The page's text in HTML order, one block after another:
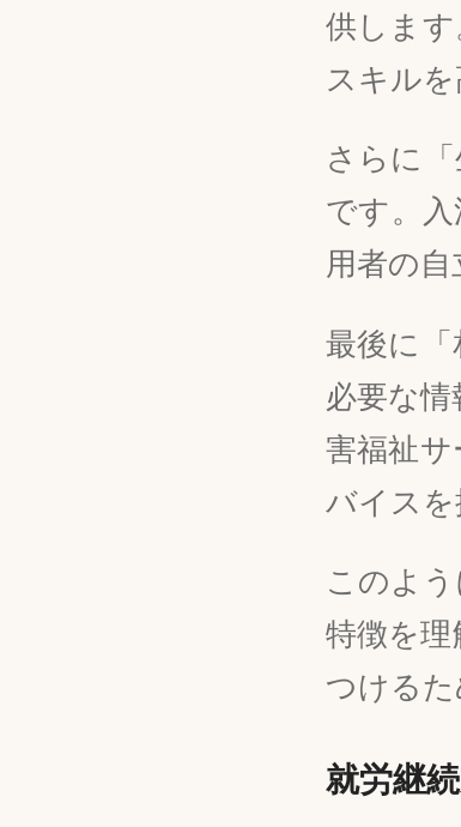
供しま
スキル
さらに
です。
用者の自
最後に
必要な
害福祉
バイスを
このよ
特徴を
つける
就労継